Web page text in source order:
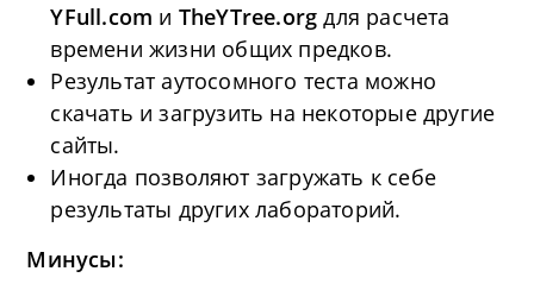
YFull.com и TheYTree.org для расчета
времени жизни общих предков.
Результат аутосомного теста можно
скачать и загрузить на некоторые другие
сайты.
Иногда позволяют загружать к себе
результаты других лабораторий.
Минусы: